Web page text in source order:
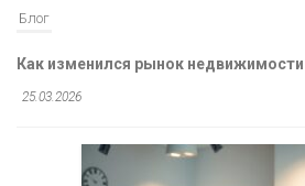
Блог
Как изменился рынок недвижимости
25.03.2026